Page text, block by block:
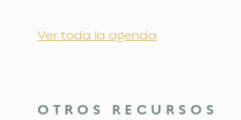
Ver toda la agenda
OTROS RECURSOS